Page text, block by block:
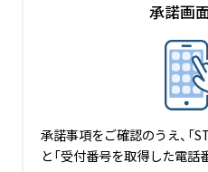
承諾画
承諾事項をご確認のうえ、「
と「受付番号を取得した電話